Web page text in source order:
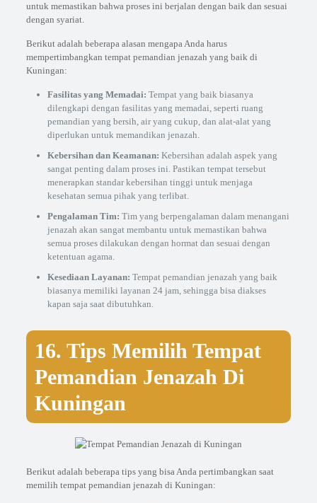
untuk memastikan bahwa proses ini berjalan dengan baik dan sesuai
dengan syariat.
Berikut adalah beberapa alasan mengapa Anda harus
mempertimbangkan tempat pemandian jenazah yang baik di
Kuningan:
Fasilitas yang Memadai: Tempat yang baik biasanya
dilengkapi dengan fasilitas yang memadai, seperti ruang
pemandian yang bersih, air yang cukup, dan alat-alat yang
diperlukan untuk memandikan jenazah.
Kebersihan dan Keamanan: Kebersihan adalah aspek yang
sangat penting dalam proses ini. Pastikan tempat tersebut
menerapkan standar kebersihan tinggi untuk menjaga
kesehatan semua pihak yang terlibat.
Pengalaman Tim: Tim yang berpengalaman dalam menangani
jenazah akan sangat membantu untuk memastikan bahwa
semua proses dilakukan dengan hormat dan sesuai dengan
ketentuan agama.
Kesediaan Layanan: Tempat pemandian jenazah yang baik
biasanya memiliki layanan 24 jam, sehingga bisa diakses
kapan saja saat dibutuhkan.
16. Tips Memilih Tempat
Pemandian Jenazah Di
Kuningan
Berikut adalah beberapa tips yang bisa Anda pertimbangkan saat
memilih tempat pemandian jenazah di Kuningan: